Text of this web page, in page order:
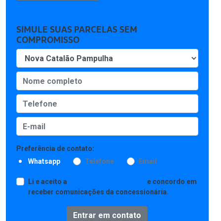
SIMULE SUAS PARCELAS SEM
COMPROMISSO
Preferência de contato:
Whatsapp
Telefone Email
Li e aceito a
e concordo em
receber comunicações da concessionária.
Entrar em contato